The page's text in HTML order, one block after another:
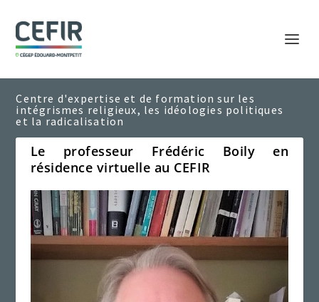
Le professeur Frédéric Boily en
résidence virtuelle au CEFIR